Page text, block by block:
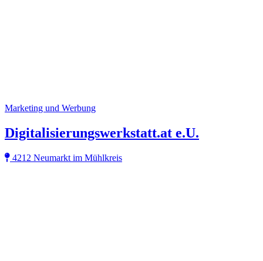
Marketing und Werbung
Digitalisierungswerkstatt.at e.U.
4212 Neumarkt im Mühlkreis